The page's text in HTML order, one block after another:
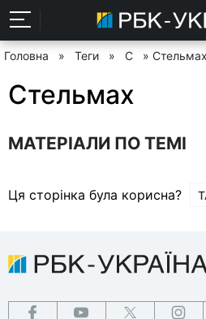
Головна » Теги » С » Стельмах
Стельмах
МАТЕРІАЛИ ПО ТЕМІ
Ця сторінка була корисна?